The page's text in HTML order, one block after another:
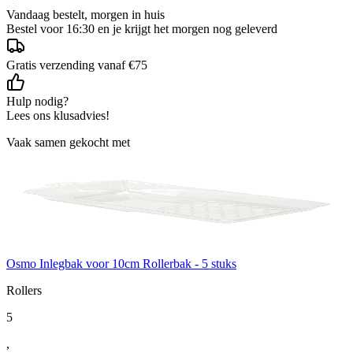
Vandaag bestelt, morgen in huis
Bestel voor 16:30 en je krijgt het morgen nog geleverd
Gratis verzending vanaf €75
Hulp nodig?
Lees ons klusadvies!
Vaak samen gekocht met
Osmo Inlegbak voor 10cm Rollerbak - 5 stuks
Rollers
5
,